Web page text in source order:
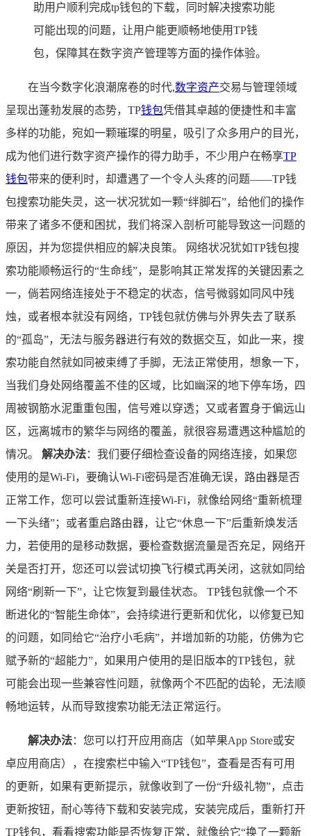
助用户顺利完成tp钱包的下载，同时解决搜索功能
可能出现的问题，让用户能更顺畅地使用TP钱
包，保障其在数字资产管理等方面的操作体验。
在当今数字化浪潮席卷的时代,数字资产交易与管理领域
呈现出蓬勃发展的态势，TP钱包凭借其卓越的便捷性和丰富
多样的功能，宛如一颗璀璨的明星，吸引了众多用户的目光，
成为他们进行数字资产操作的得力助手，不少用户在畅享TP
钱包带来的便利时，却遭遇了一个令人头疼的问题——TP钱
包搜索功能失灵，这一状况犹如一颗“绊脚石”，给他们的操作
带来了诸多不便和困扰，我们将深入剖析可能导致这一问题的
原因，并为您提供相应的解决良策。 网络状况犹如TP钱包搜
索功能顺畅运行的“生命线”，是影响其正常发挥的关键因素之
一，倘若网络连接处于不稳定的状态，信号微弱如同风中残
烛，或者根本就没有网络，TP钱包就仿佛与外界失去了联系
的“孤岛”，无法与服务器进行有效的数据交互，如此一来，搜
索功能自然就如同被束缚了手脚，无法正常使用，想象一下，
当我们身处网络覆盖不佳的区域，比如幽深的地下停车场，四
周被钢筋水泥重重包围，信号难以穿透；又或者置身于偏远山
区，远离城市的繁华与网络的覆盖，就很容易遭遇这种尴尬的
情况。 解决办法：我们要仔细检查设备的网络连接，如果您
使用的是Wi-Fi，要确认Wi-Fi密码是否准确无误，路由器是否
正常工作，您可以尝试重新连接Wi-Fi，就像给网络“重新梳理
一下头绪”；或者重启路由器，让它“休息一下”后重新焕发活
力，若使用的是移动数据，要检查数据流量是否充足，网络开
关是否打开，您还可以尝试切换飞行模式再关闭，这就如同给
网络“刷新一下”，让它恢复到最佳状态。 TP钱包就像一个不
断进化的“智能生命体”，会持续进行更新和优化，以修复已知
的问题，如同给它“治疗小毛病”，并增加新的功能，仿佛为它
赋予新的“超能力”，如果用户使用的是旧版本的TP钱包，就
可能会出现一些兼容性问题，就像两个不匹配的齿轮，无法顺
畅地运转，从而导致搜索功能无法正常运行。
解决办法：您可以打开应用商店（如苹果App Store或安
卓应用商店），在搜索栏中输入“TP钱包”，查看是否有可用
的更新，如果有更新提示，就像收到了一份“升级礼物”，点击
更新按钮，耐心等待下载和安装完成，安装完成后，重新打开
TP钱包，看看搜索功能是否恢复正常，就像给它“换了一颗新